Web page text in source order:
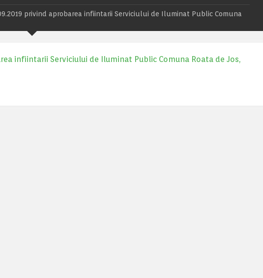
privind aprobarea infiintarii Serviciului de Iluminat Public Comuna
infiintarii Serviciului de Iluminat Public Comuna Roata de Jos,